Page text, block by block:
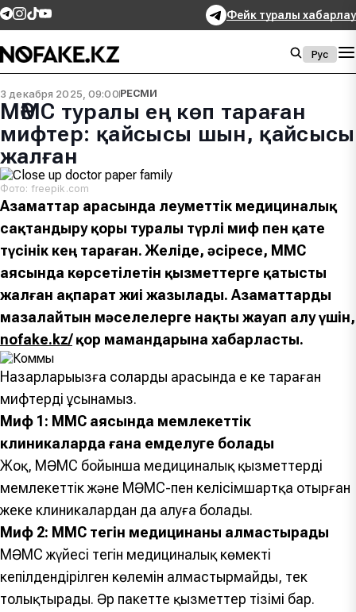
Фейк туралы хабарлау
Рус
3 декабря 2025, 09:00РЕСМИ
МӘМС туралы ең көп тараған
мифтер: қайсысы шын, қайсысы
жалған
Фото: freepik.com
Азаматтар арасында Әлеуметтік медициналық
сақтандыру қоры туралы түрлі миф пен қате
түсінік кең тараған. Желіде, әсіресе, МӘМС
аясында көрсетілетін қызметтерге қатысты
жалған ақпарат жиі жазылады. Азаматтарды
мазалайтын мәселелерге нақты жауап алу үшін,
nofake.kz/қор мамандарына хабарласты.
Назарларыңызға солардың арасында ең кең тараған
мифтерді ұсынамыз.
Миф 1: МӘМС аясында мемлекеттік
клиникаларда ғана емделуге болады
Жоқ, МӘМС бойынша медициналық қызметтерді
мемлекеттік және МӘМС-пен келісімшартқа отырған
жеке клиникалардан да алуға болады.
Миф 2: МӘМС тегін медицинаны алмастырады
МӘМС жүйесі тегін медициналық көмектің
кепілдендірілген көлемін алмастырмайды, тек
толықтырады. Әр пакетте қызметтер тізімі бар.